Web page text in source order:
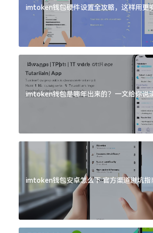
imtoken钱包硬件设置全攻略，这样用更
imtoken钱包是哪年出来的？一文给你说
imtoken钱包安卓怎么下 官方渠道避坑指